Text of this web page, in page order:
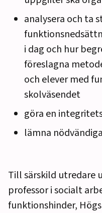
analysera och ta
i dag och hur
föreslagna
och elever med
skolväsendet
göra en
lämna
Till särskild utredare
professor i socialt
funktionshinder,